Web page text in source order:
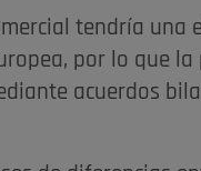
tendría una
por lo que la
acuerdos